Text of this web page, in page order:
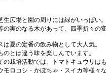
広場と園の周りには緑がいっぱい。
の実のなる木があって、四季折々の
は夏の定番の飲み物として大人気。
とは違う味を楽しんでいます。
の栽培活動では、トマトキュウリは
モロコシ・かぼちゃ・スイカ等様々な